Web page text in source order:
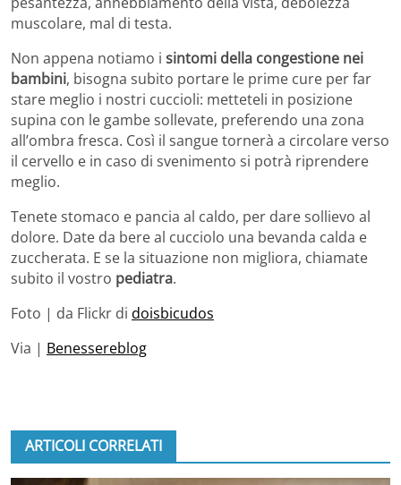
muscolare, mal di testa.
Non appena notiamo i sintomi della congestione nei
bambini, bisogna subito portare le prime cure per far
stare meglio i nostri cuccioli: metteteli in posizione
supina con le gambe sollevate, preferendo una zona
all’ombra fresca. Così il sangue tornerà a circolare verso
il cervello e in caso di svenimento si potrà riprendere
meglio.
Tenete stomaco e pancia al caldo, per dare sollievo al
dolore. Date da bere al cucciolo una bevanda calda e
zuccherata. E se la situazione non migliora, chiamate
subito il vostro pediatra.
Foto | da Flickr di doisbicudos
Via | Benessereblog
ARTICOLI CORRELATI